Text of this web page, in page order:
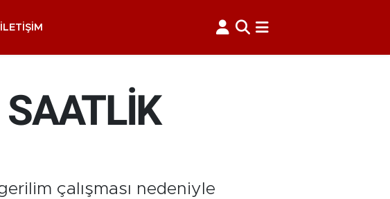
İLETIŞIM
SAATLİK
çalışması nedeniyle